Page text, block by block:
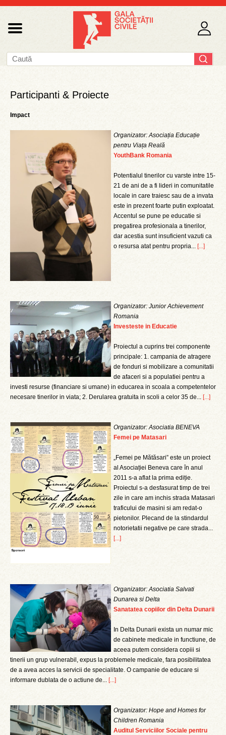
Participanti & Proiecte
Impact
Organizator: Asociația Educație
pentru Viața Reală
YouthBank Romania
Potentialul tinerilor cu varste intre 15-
21 de ani de a fi lideri in comunitatile
locale in care traiesc sau de a invata
este in prezent foarte putin exploatat.
Accentul se pune pe educatie si
pregatirea profesionala a tinerilor,
dar acestia sunt insuficient vazuti ca
o resursa atat pentru propria... [...]
Organizator: Junior Achievement
Romania
Investeste in Educatie
Proiectul a cuprins trei componente
principale: 1. campania de atragere
de fonduri si mobilizare a comunitatii
de afaceri si a populatiei pentru a
investi resurse (financiare si umane) in educarea in scoala a competentelor
necesare tinerilor in viata; 2. Derularea gratuita in scoli a celor 35 de... [...]
Organizator: Asociatia BENEVA
Femei pe Matasari
„Femei pe Mătăsari” este un proiect
al Asociației Beneva care în anul
2011 s-a aflat la prima ediție.
Proiectul s-a desfasurat timp de trei
zile in care am inchis strada Matasari
traficului de masini si am redat-o
pietonilor. Plecand de la stindardul
notorietatii negative pe care strada...
[...]
Organizator: Asociatia Salvati
Dunarea si Delta
Sanatatea copiilor din Delta Dunarii
In Delta Dunarii exista un numar mic
de cabinete medicale in functiune, de
aceea putem considera copiii si
tinerii un grup vulnerabil, expus la problemele medicale, fara posibilitatea
de a avea acces la servicii de specialitate. O campanie de educare si
informare dublata de o actiune de... [...]
Organizator: Hope and Homes for
Children Romania
Auditul Serviciilor Sociale pentru